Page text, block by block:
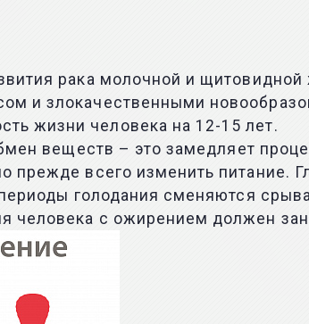
рака молочной и
и злокачественными
жизни человека на 12-15 лет.
веществ – это замедляет
всего изменить питание.
голодания сменяются
с ожирением должен